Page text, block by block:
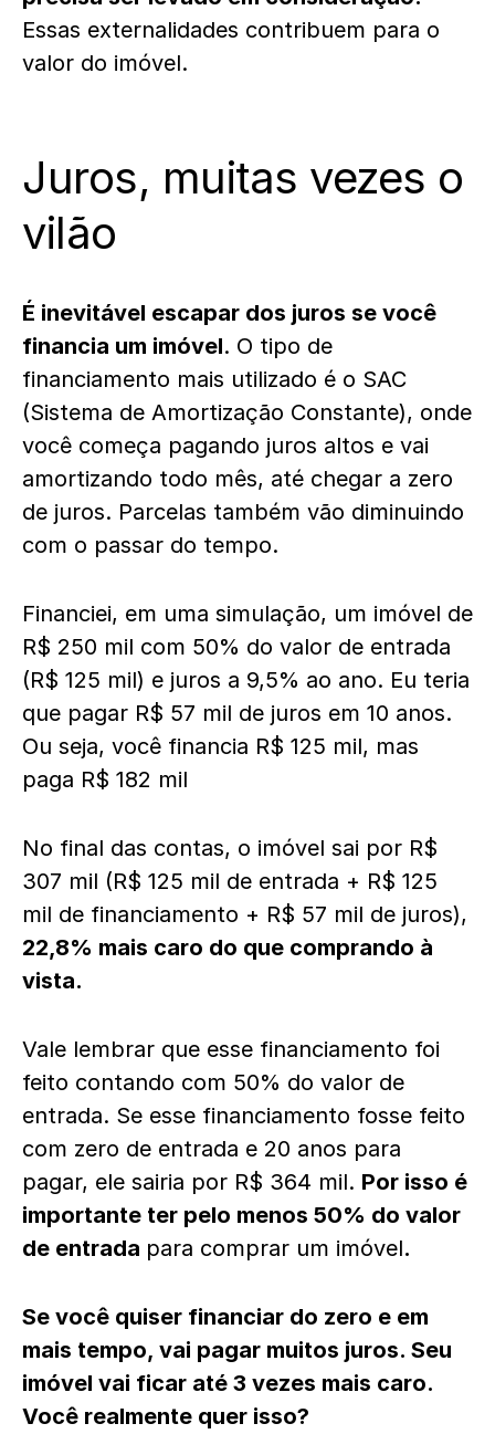
Essas externalidades contribuem para o
valor do imóvel.
Juros, muitas vezes o
vilão
É inevitável escapar dos juros se você
financia um imóvel. O tipo de
financiamento mais utilizado é o SAC
(Sistema de Amortização Constante), onde
você começa pagando juros altos e vai
amortizando todo mês, até chegar a zero
de juros. Parcelas também vão diminuindo
com o passar do tempo.
Financiei, em uma simulação, um imóvel de
R$ 250 mil com 50% do valor de entrada
(R$ 125 mil) e juros a 9,5% ao ano. Eu teria
que pagar R$ 57 mil de juros em 10 anos.
Ou seja, você financia R$ 125 mil, mas
paga R$ 182 mil
No final das contas, o imóvel sai por R$
307 mil (R$ 125 mil de entrada + R$ 125
mil de financiamento + R$ 57 mil de juros),
22,8% mais caro do que comprando à
vista.
Vale lembrar que esse financiamento foi
feito contando com 50% do valor de
entrada. Se esse financiamento fosse feito
com zero de entrada e 20 anos para
pagar, ele sairia por R$ 364 mil. Por isso é
importante ter pelo menos 50% do valor
de entrada para comprar um imóvel.
Se você quiser financiar do zero e em
mais tempo, vai pagar muitos juros. Seu
imóvel vai ficar até 3 vezes mais caro.
Você realmente quer isso?